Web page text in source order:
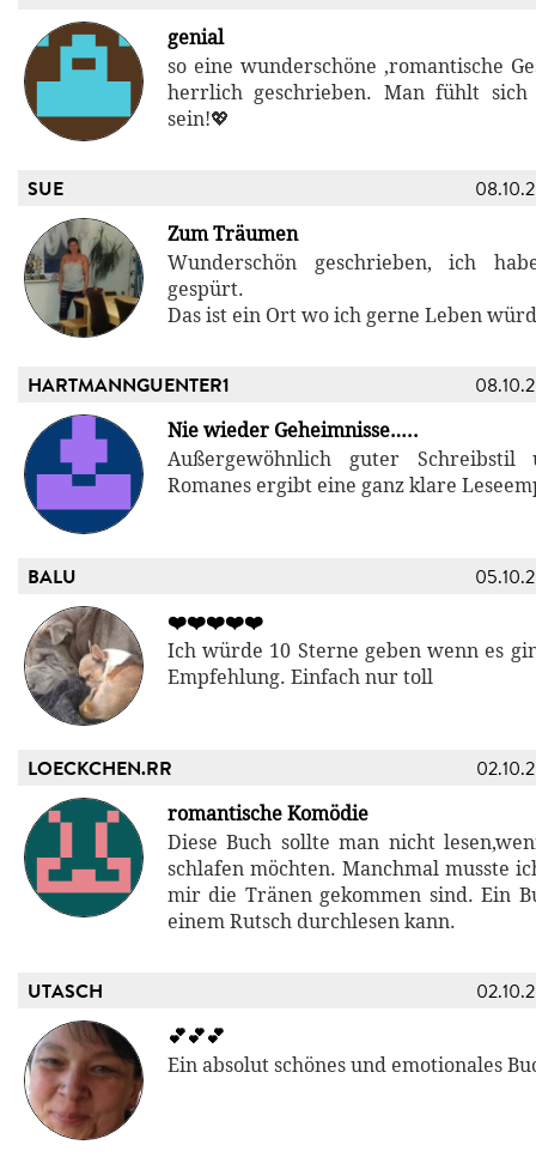
genial
so eine wunderschöne ,romantische
herrlich geschrieben. Man fühlt
sein!💖
SUE
Zum Träumen
Wunderschön geschrieben, ich
gespürt.
Das ist ein Ort wo ich gerne Leben
HARTMANNGUENTER1
Nie wieder Geheimnisse…..
Außergewöhnlich guter
Romanes ergibt eine ganz klare
BALU
❤️❤️❤️❤️❤️
Ich würde 10 Sterne geben wenn es
Empfehlung. Einfach nur toll
LOECKCHEN.RR
romantische Komödie
Diese Buch sollte man nicht
schlafen möchten. Manchmal musste
mir die Tränen gekommen sind. Ein
einem Rutsch durchlesen kann.
UTASCH
💕💕💕
Ein absolut schönes und emotionales